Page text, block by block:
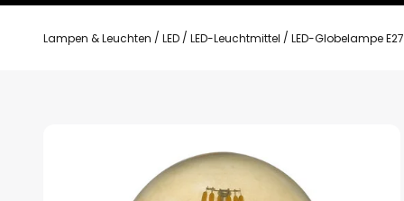
Lampen & Leuchten LED LED-Leuchtmittel LED-Globelampe